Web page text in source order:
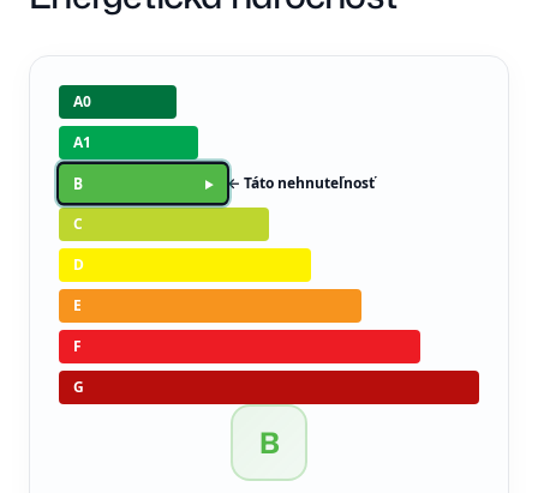
A0
A1
B ▸
← Táto nehnuteľnosť
C
D
E
F
G
B